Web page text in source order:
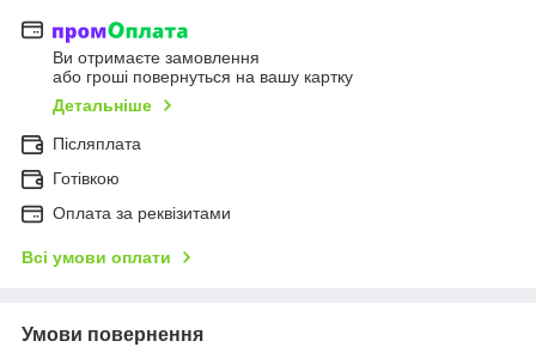
Ви отримаєте замовлення
або гроші повернуться на вашу картку
Детальніше
Післяплата
Готівкою
Оплата за реквізитами
Всі умови оплати
Умови повернення